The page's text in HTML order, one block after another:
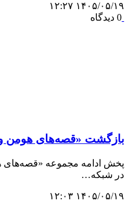
۱۴۰۵/۰۵/۱۹ ۱۲:۲۷
بازگشت «قصه‌های هومن و
پخش ادامه مجموعه «قصه‌های
در شبکه…
۱۴۰۵/۰۵/۱۹ ۱۲:۰۳